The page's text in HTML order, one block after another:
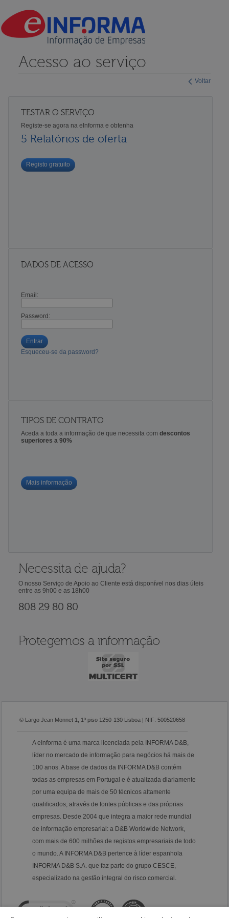
Voltar
Acesso ao serviço
TESTAR O SERVIÇO
Registe-se agora na eInforma e obtenha
5 Relatórios de oferta
Registo gratuito
DADOS DE ACESSO
Email:
Password:
Entrar
Esqueceu-se da password?
TIPOS DE CONTRATO
Aceda a toda a informação de que necessita com descontos
superiores a 90%
Mais informação
Necessita de ajuda?
O nosso Serviço de Apoio ao Cliente está disponível nos dias úteis
entre as 9h00 e as 18h00
808 29 80 80
Protegemos a informação
© Largo Jean Monnet 1, 1º piso 1250-130 Lisboa | NIF: 500520658
A eInforma é uma marca licenciada pela INFORMA D&B,
líder no mercado de informação para negócios há mais de
100 anos. A base de dados da INFORMA D&B contém
todas as empresas em Portugal e é atualizada diariamente
por uma equipa de mais de 50 técnicos altamente
qualificados, através de fontes públicas e das próprias
empresas. Desde 2004 que integra a maior rede mundial
de informação empresarial: a D&B Worldwide Network,
com mais de 600 milhões de registos empresariais de todo
o mundo. A INFORMA D&B pertence à líder espanhola
INFORMA D&B S.A. que faz parte do grupo CESCE,
especializado na gestão integral do risco comercial.